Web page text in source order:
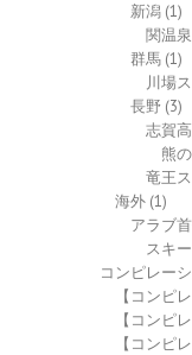
新潟 (1)
関温泉
群馬 (1)
川場
長野 (3)
志賀
熊
竜王
海外 (1)
アラブ
スキ
コンピレー
【コンピ
【コンピ
【コンピ